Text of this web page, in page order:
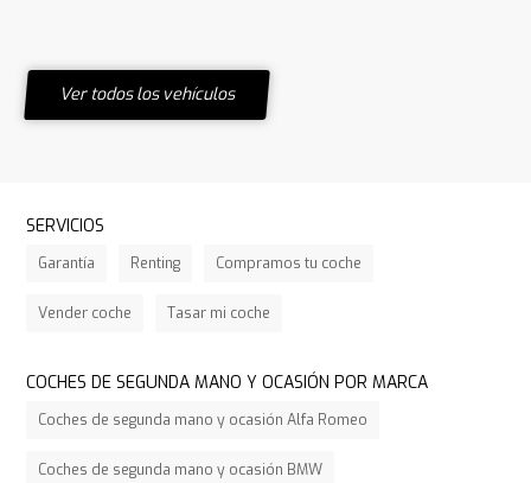
Ver todos los vehículos
SERVICIOS
Garantía Renting Compramos tu coche
Vender coche Tasar mi coche
COCHES DE SEGUNDA MANO Y OCASIÓN POR MARCA
Coches de segunda mano y ocasión Alfa Romeo
Coches de segunda mano y ocasión BMW